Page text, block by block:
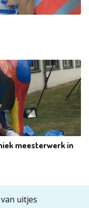
meesterwerk in
uitjes